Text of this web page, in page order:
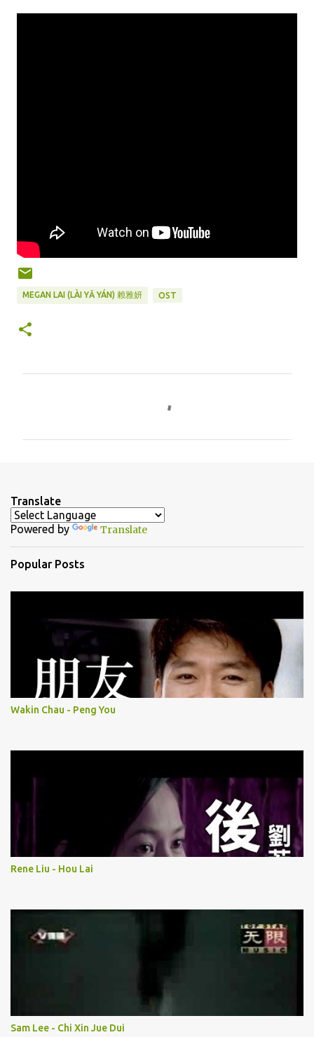
MEGAN LAI (LÀI YǍ YÁN) 赖雅妍 OST
t
s
Translate
Powered by Translate
Popular Posts
Wakin Chau - Peng You
Rene Liu - Hou Lai
Sam Lee - Chi Xin Jue Dui